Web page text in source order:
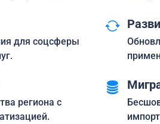
для соцсферы
региона с